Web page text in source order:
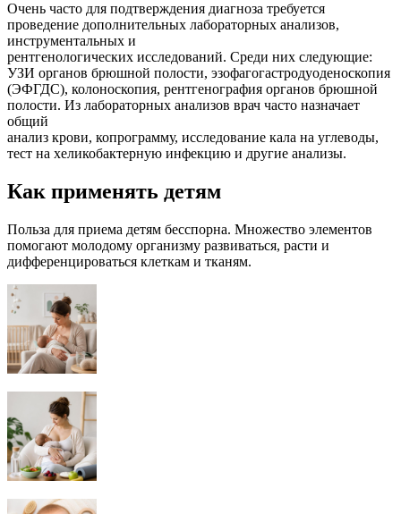
Очень часто для подтверждения диагноза требуется
проведение дополнительных лабораторных анализов,
инструментальных и
рентгенологических исследований. Среди них следующие:
УЗИ органов брюшной полости, эзофагогастродуоденоскопия
(ЭФГДС), колоноскопия, рентгенография органов брюшной
полости. Из лабораторных анализов врач часто назначает
общий
анализ крови, копрограмму, исследование кала на углеводы,
тест на хеликобактерную инфекцию и другие анализы.
Как применять детям
Польза для приема детям бесспорна. Множество элементов
помогают молодому организму развиваться, расти и
дифференцироваться клеткам и тканям.